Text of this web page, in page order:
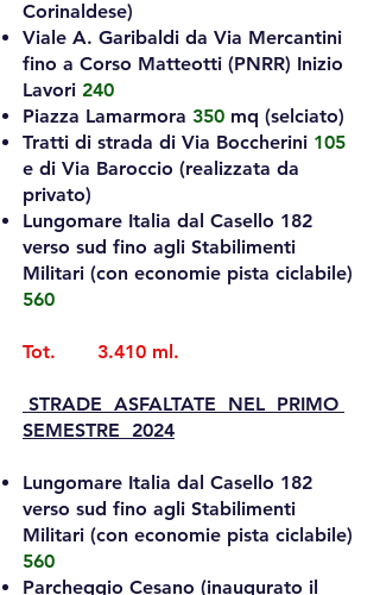
Corinaldese)
Viale A. Garibaldi da Via Mercantini
fino a Corso Matteotti (PNRR) Inizio
Lavori 240
Piazza Lamarmora 350 mq (selciato)
Tratti di strada di Via Boccherini 105
e di Via Baroccio (realizzata da
privato)
Lungomare Italia dal Casello 182
verso sud fino agli Stabilimenti
Militari (con economie pista ciclabile)
560
Tot. 3.410 ml.
STRADE ASFALTATE NEL PRIMO
SEMESTRE 2024
Lungomare Italia dal Casello 182
verso sud fino agli Stabilimenti
Militari (con economie pista ciclabile)
560
Parcheggio Cesano (inaugurato il